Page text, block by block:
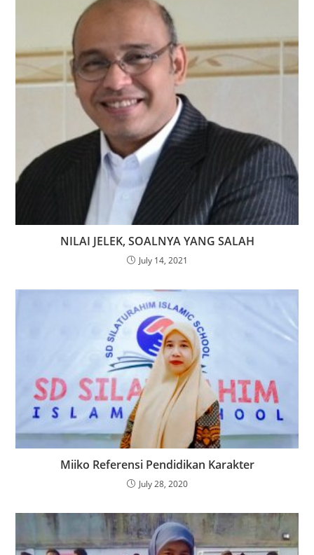
NILAI JELEK, SOALNYA YANG SALAH
July 14, 2021
Miiko Referensi Pendidikan Karakter
July 28, 2020